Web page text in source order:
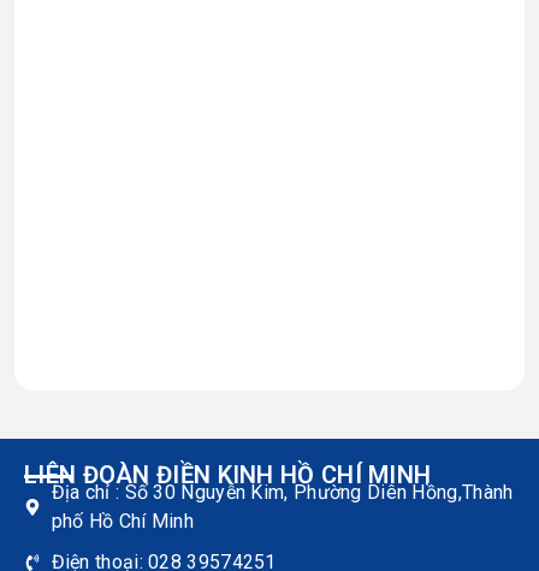
LIÊN ĐOÀN ĐIỀN KINH HỒ CHÍ MINH
Địa chỉ : Số 30 Nguyễn Kim, Phường Diên Hồng,Thành
phố Hồ Chí Minh
Điện thoại: 028 39574251